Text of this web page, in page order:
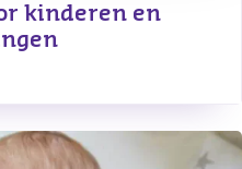
kinderen en